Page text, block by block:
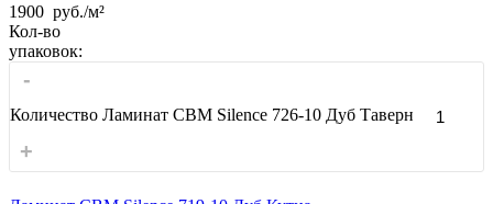
1900 руб./м²
Кол-во
упаковок:
-
Количество Ламинат CBM Silence 726-10 Дуб Таверн
+